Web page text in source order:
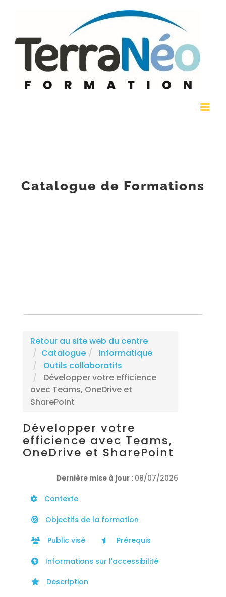
Catalogue de Formations
Retour au site web du centre
Catalogue
Informatique
Outils collaboratifs
Développer votre efficience
avec Teams, OneDrive et
SharePoint
Développer votre
efficience avec Teams,
OneDrive et SharePoint
Dernière mise à jour : 08/07/2026
Contexte
Objectifs de la formation
Public visé Prérequis
Informations sur l'accessibilité
Description